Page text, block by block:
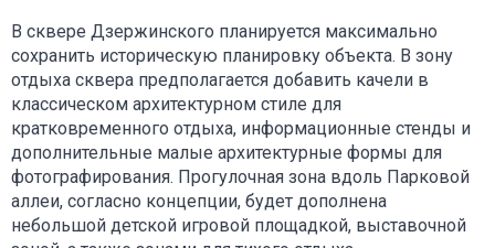
В сквере Дзержинского планируется максимально
сохранить историческую планировку объекта. В зону
отдыха сквера предполагается добавить качели в
классическом архитектурном стиле для
кратковременного отдыха, информационные стенды и
дополнительные малые архитектурные формы для
фотографирования. Прогулочная зона вдоль Парковой
аллеи, согласно концепции, будет дополнена
небольшой детской игровой площадкой, выставочной